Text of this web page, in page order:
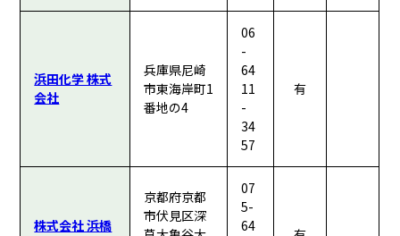
浜田化学 株式
会社
兵庫県尼崎
市東海岸町1
番地の4
06
-
64
11
-
34
57
有
株式会社 浜橋
京都府京都
市伏見区深
07
5-
64